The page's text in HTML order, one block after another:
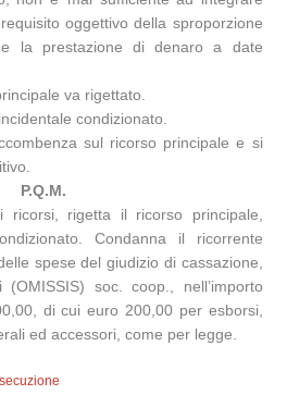
oggettivo della sproporzione
la prestazione di denaro a date
va rigettato.
condizionato.
sul ricorso principale e si
P.Q.M.
ricorsi, rigetta il ricorso principale,
Condanna il ricorrente
spese del giudizio di cassazione,
soc. coop., nell’importo
di cui euro 200,00 per esborsi,
ed accessori, come per legge.